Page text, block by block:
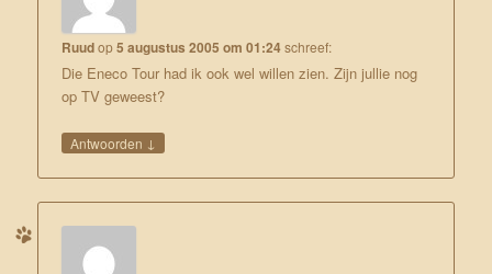
Ruudop5 augustus 2005 om 01:24schreef:
Die Eneco Tour had ik ook wel willen zien. Zijn jullie nog
op TV geweest?
Antwoorden ↓